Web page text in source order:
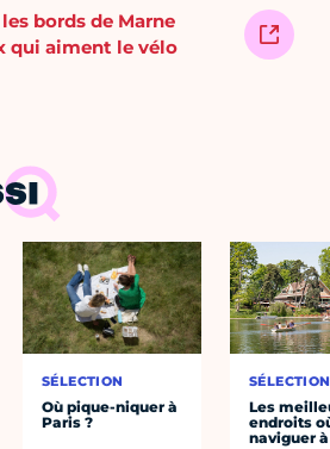
bords de Marne
qui aiment le vélo
SÉLECTION
Où pique-niquer à
Paris ?
SÉLECTION
Les
endroits
naviguer